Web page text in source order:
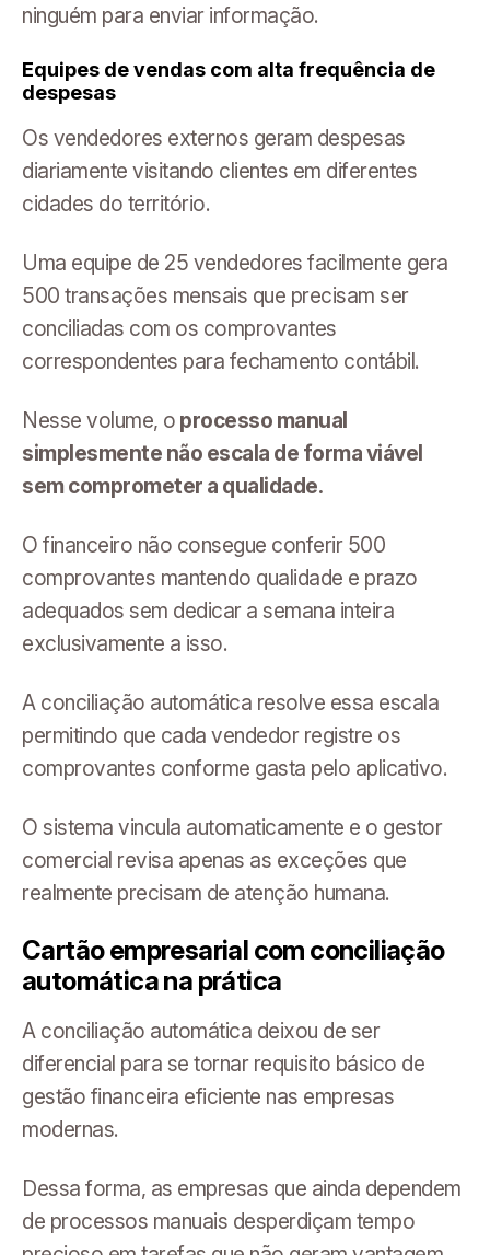
ninguém para enviar informação.
Equipes de vendas com alta frequência de
despesas
Os vendedores externos geram despesas
diariamente visitando clientes em diferentes
cidades do território.
Uma equipe de 25 vendedores facilmente gera
500 transações mensais que precisam ser
conciliadas com os comprovantes
correspondentes para fechamento contábil.
Nesse volume, o processo manual
simplesmente não escala de forma viável
sem comprometer a qualidade.
O financeiro não consegue conferir 500
comprovantes mantendo qualidade e prazo
adequados sem dedicar a semana inteira
exclusivamente a isso.
A conciliação automática resolve essa escala
permitindo que cada vendedor registre os
comprovantes conforme gasta pelo aplicativo.
O sistema vincula automaticamente e o gestor
comercial revisa apenas as exceções que
realmente precisam de atenção humana.
Cartão empresarial com conciliação
automática na prática
A conciliação automática deixou de ser
diferencial para se tornar requisito básico de
gestão financeira eficiente nas empresas
modernas.
Dessa forma, as empresas que ainda dependem
de processos manuais desperdiçam tempo